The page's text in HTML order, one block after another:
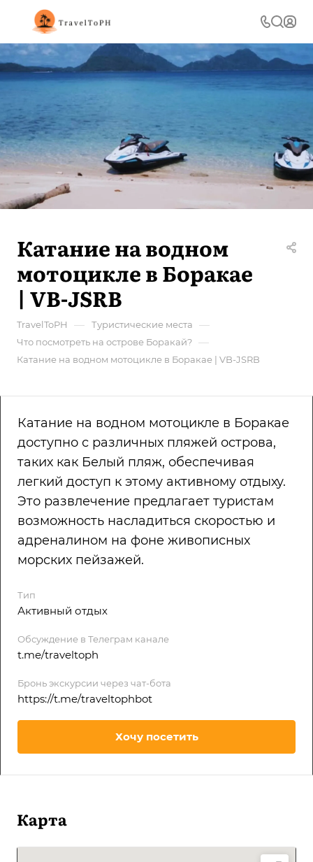
Катание на водном
мотоцикле в Боракае
| VB-JSRB
TravelToPH — Туристические места —
Что посмотреть на острове Боракай? —
Катание на водном мотоцикле в Боракае | VB-JSRB
Катание на водном мотоцикле в Боракае
доступно с различных пляжей острова,
таких как Белый пляж, обеспечивая
легкий доступ к этому активному отдыху.
Это развлечение предлагает туристам
возможность насладиться скоростью и
адреналином на фоне живописных
морских пейзажей.
Тип
Активный отдых
Обсуждение в Телеграм канале
t.me/traveltoph
Бронь экскурсии через чат-бота
https://t.me/traveltophbot
Хочу посетить
Карта